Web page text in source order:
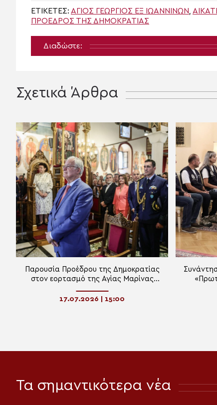
ΕΤΙΚΈΤΕΣ: ΆΓΙΟΣ ΓΕΏΡΓΙΟΣ ΕΞ ΙΩΑΝΝΊΝΩΝ
ΠΡΌΕΔΡΟΣ ΤΗΣ ΔΗΜΟΚΡΑΤΊΑΣ
Διαδώστε:
Σχετικά Άρθρα
Παρουσία Προέδρου της Δημοκρατίας
στον εορτασμό της Αγίας Μαρίνας
17.07.2026 | 15:00
Τα σημαντικότερα νέα